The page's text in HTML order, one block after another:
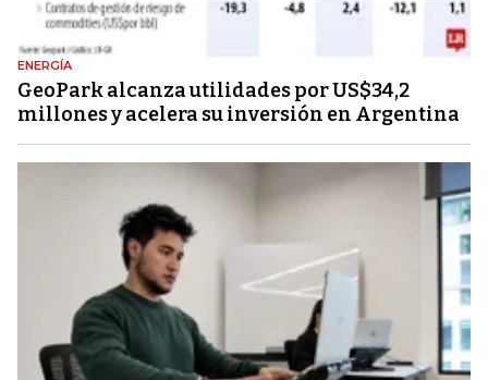
ENERGÍA
GeoPark alcanza utilidades por US$34,2
millones y acelera su inversión en Argentina